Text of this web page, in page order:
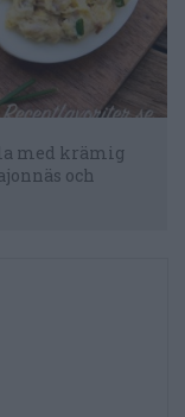
med krämig
och